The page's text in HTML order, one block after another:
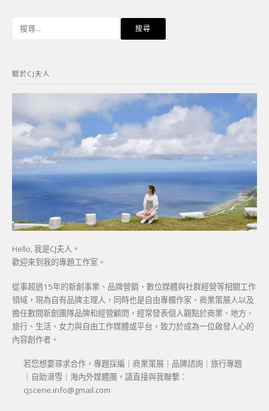
字:
關於CJ夫人
Hello, 我是CJ夫人。
歡迎來到我的專題工作室。
從事超過15年的新創事業、品牌營銷、數位媒體與社群經營等相關工作
領域，現為自有品牌主理人，同時也是自由專欄作家、商業策展人以及
擔任數間新創團隊品牌和經營顧問，經常發表個人觀點於商業、地方、
旅行、生活、女力與自由工作媒體或平台，致力於成為一位啟發人心的
內容創作者。
若您想要尋求合作，專題採編｜商業策展｜品牌諮詢｜旅行專題
｜自助滑雪｜海內外媒體團，請直接與我聯繫：
cjscene.info@gmail.com